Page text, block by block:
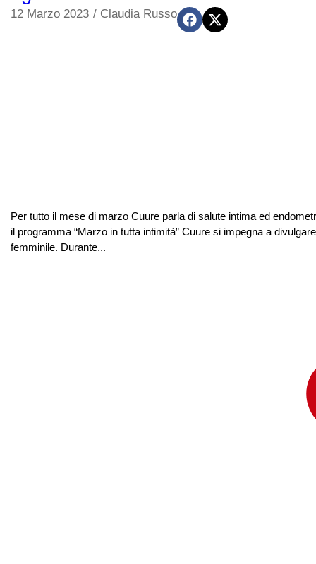
12 Marzo 2023 / Claudia Russo
Per tutto il mese di marzo Cuure parla di salute intima ed
il programma “Marzo in tutta intimità” Cuure si impegna a
femminile. Durante...